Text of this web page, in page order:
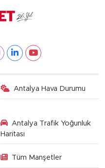
Antalya Hava Durumu
Antalya Trafik Yoğunluk
Haritası
Tüm Manşetler